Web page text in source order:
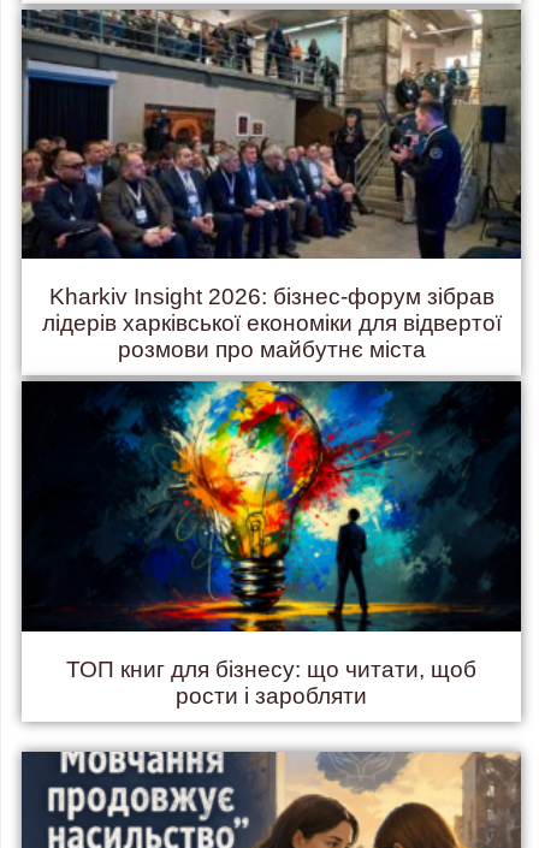
Kharkiv Insight 2026: бізнес-форум зібрав
лідерів харківської економіки для відвертої
розмови про майбутнє міста
ТОП книг для бізнесу: що читати, щоб
рости і заробляти